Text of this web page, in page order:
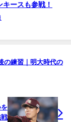
キースも参戦！
の練習｜明大時代の
を
戦